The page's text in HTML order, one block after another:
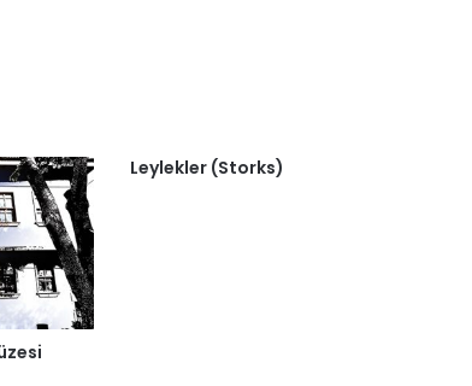
Leylekler (Storks)